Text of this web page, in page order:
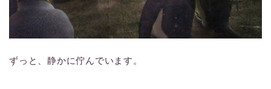
ずっと、静かに佇んでいます。